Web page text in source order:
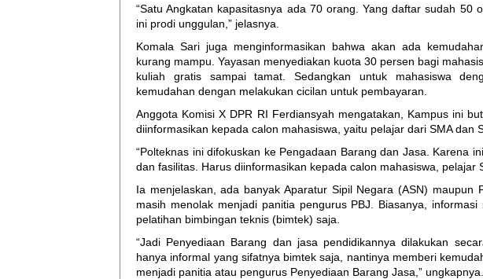
“Satu Angkatan kapasitasnya ada 70 orang. Yang daftar sudah 50
ini prodi unggulan,” jelasnya.
Komala Sari juga menginformasikan bahwa akan ada
kurang mampu. Yayasan menyediakan kuota 30 persen bagi
kuliah gratis sampai tamat. Sedangkan untuk mahasiswa
kemudahan dengan melakukan cicilan untuk pembayaran.
Anggota Komisi X DPR RI Ferdiansyah mengatakan, Kampus ini
diinformasikan kepada calon mahasiswa, yaitu pelajar dari SMA dan
“Polteknas ini difokuskan ke Pengadaan Barang dan Jasa. Karena
dan fasilitas. Harus diinformasikan kepada calon mahasiswa, pelajar
Ia menjelaskan, ada banyak Aparatur Sipil Negara (ASN) maupun
masih menolak menjadi panitia pengurus PBJ. Biasanya,
pelatihan bimbingan teknis (bimtek) saja.
“Jadi Penyediaan Barang dan jasa pendidikannya dilakukan
hanya informal yang sifatnya bimtek saja, nantinya memberi
menjadi panitia atau pengurus Penyediaan Barang Jasa,” ungkapnya.